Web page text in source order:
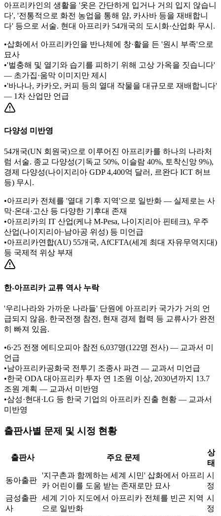
아프리카인의 생활을 '옷은 간단하게 입거나 거의 입지 않습니
다', '전통적으로 화전 농업을 통해 얌, 카사바 등을 재배합니
다' 등으로 서술. 현대 아프리카 54개국의 도시화·산업화 무시.
•삽화에서 아프리카인을 반나체에 창·활을 든 '원시 부족'으로
묘사
•'벌충해 및 열기와 습기를 피하기 위해 고상 가옥을 짓습니다'
— 초가집·움막 이미지만 제시
•'바나나, 카카오, 커피 등의 열대 작물을 대규모로 재배합니다'
— 1차 산업만 언급
다양성 미반영
54개국(UN 회원국)으로 이루어진 아프리카를 하나의 나라처
럼 서술. 종교 다양성(기독교 50%, 이슬람 40%, 토착신앙 9%),
경제 다양성(나이지리아 GDP 4,400억 달러, 르완다 ICT 허브
등) 무시.
•아프리카 전체를 '열대 기후 지역'으로 일반화 — 실제로는 사
막·온대·고산 등 다양한 기후대 존재
•아프리카의 IT 산업(케냐 M-Pesa, 나이지리아 핀테크), 우주
산업(나이지리아·남아공 위성) 등 미언급
•아프리카연합(AU) 55개국, AfCFTA(세계 최대 자유무역지대)
등 국제적 위상 부재
한-아프리카 교류 역사 누락
'우리나라와 가까운 나라들' 단원에 아프리카 국가가 거의 언
급되지 않음. 한국전쟁 참전, 현재 경제 협력 등 교류사가 완전
히 빠져 있음.
•6·25 전쟁 에티오피아 참전 6,037명(122명 전사) — 교과서 미
언급
•남아프리카공화국 전투기 조종사 파견 — 교과서 미언급
•한국 ODA 대아프리카 투자 연 1조원 이상, 2030년까지 13.7
조원 계획 — 교과서 미반영
•삼성·현대·LG 등 한국 기업의 아프리카 진출 현황 — 교과서
미반영
출판사별 문제 및 시정 현황
출판사 주요 문제
상
태
동아출판
'지구촌과 함께하는 세계 시민' 삽화에서 아프리
카 어린이를 도움 받는 존재로만 묘사
시
정
금성출판
사
세계 기아 지도에서 아프리카 전체를 빈곤 지역
으로 일반화
시
정